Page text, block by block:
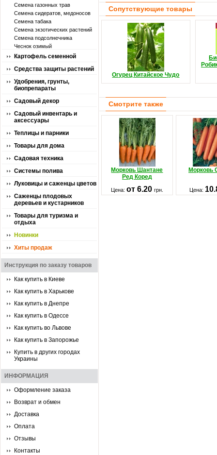
Семена газонных трав
Семена сидератов, медоносов
Семена табака
Семена экзотических растений
Семена подсолнечника
Чеснок озимый
Картофель семенной
Средства защиты растений
Удобрения, грунты,
биопрепараты
Садовый декор
Садовый инвентарь и
аксессуары
Теплицы и парники
Товары для дома
Садовая техника
Системы полива
Луковицы и саженцы цветов
Саженцы плодовых
деревьев и кустарников
Товары для туризма и
отдыха
Новинки
Хиты продаж
Инструкция по заказу товаров
Как купить в Киеве
Как купить в Харькове
Как купить в Днепре
Как купить в Одессе
Как купить во Львове
Как купить в Запорожье
Купить в других городах
Украины
ИНФОРМАЦИЯ
Оформление заказа
Возврат и обмен
Доставка
Оплата
Отзывы
Контакты
Сопутствующие товары
Огурец Китайское Чудо
Смотрите также
Морковь Шантане
Ред Коред
Морковь
Цена: от 6.20 грн. Цена: